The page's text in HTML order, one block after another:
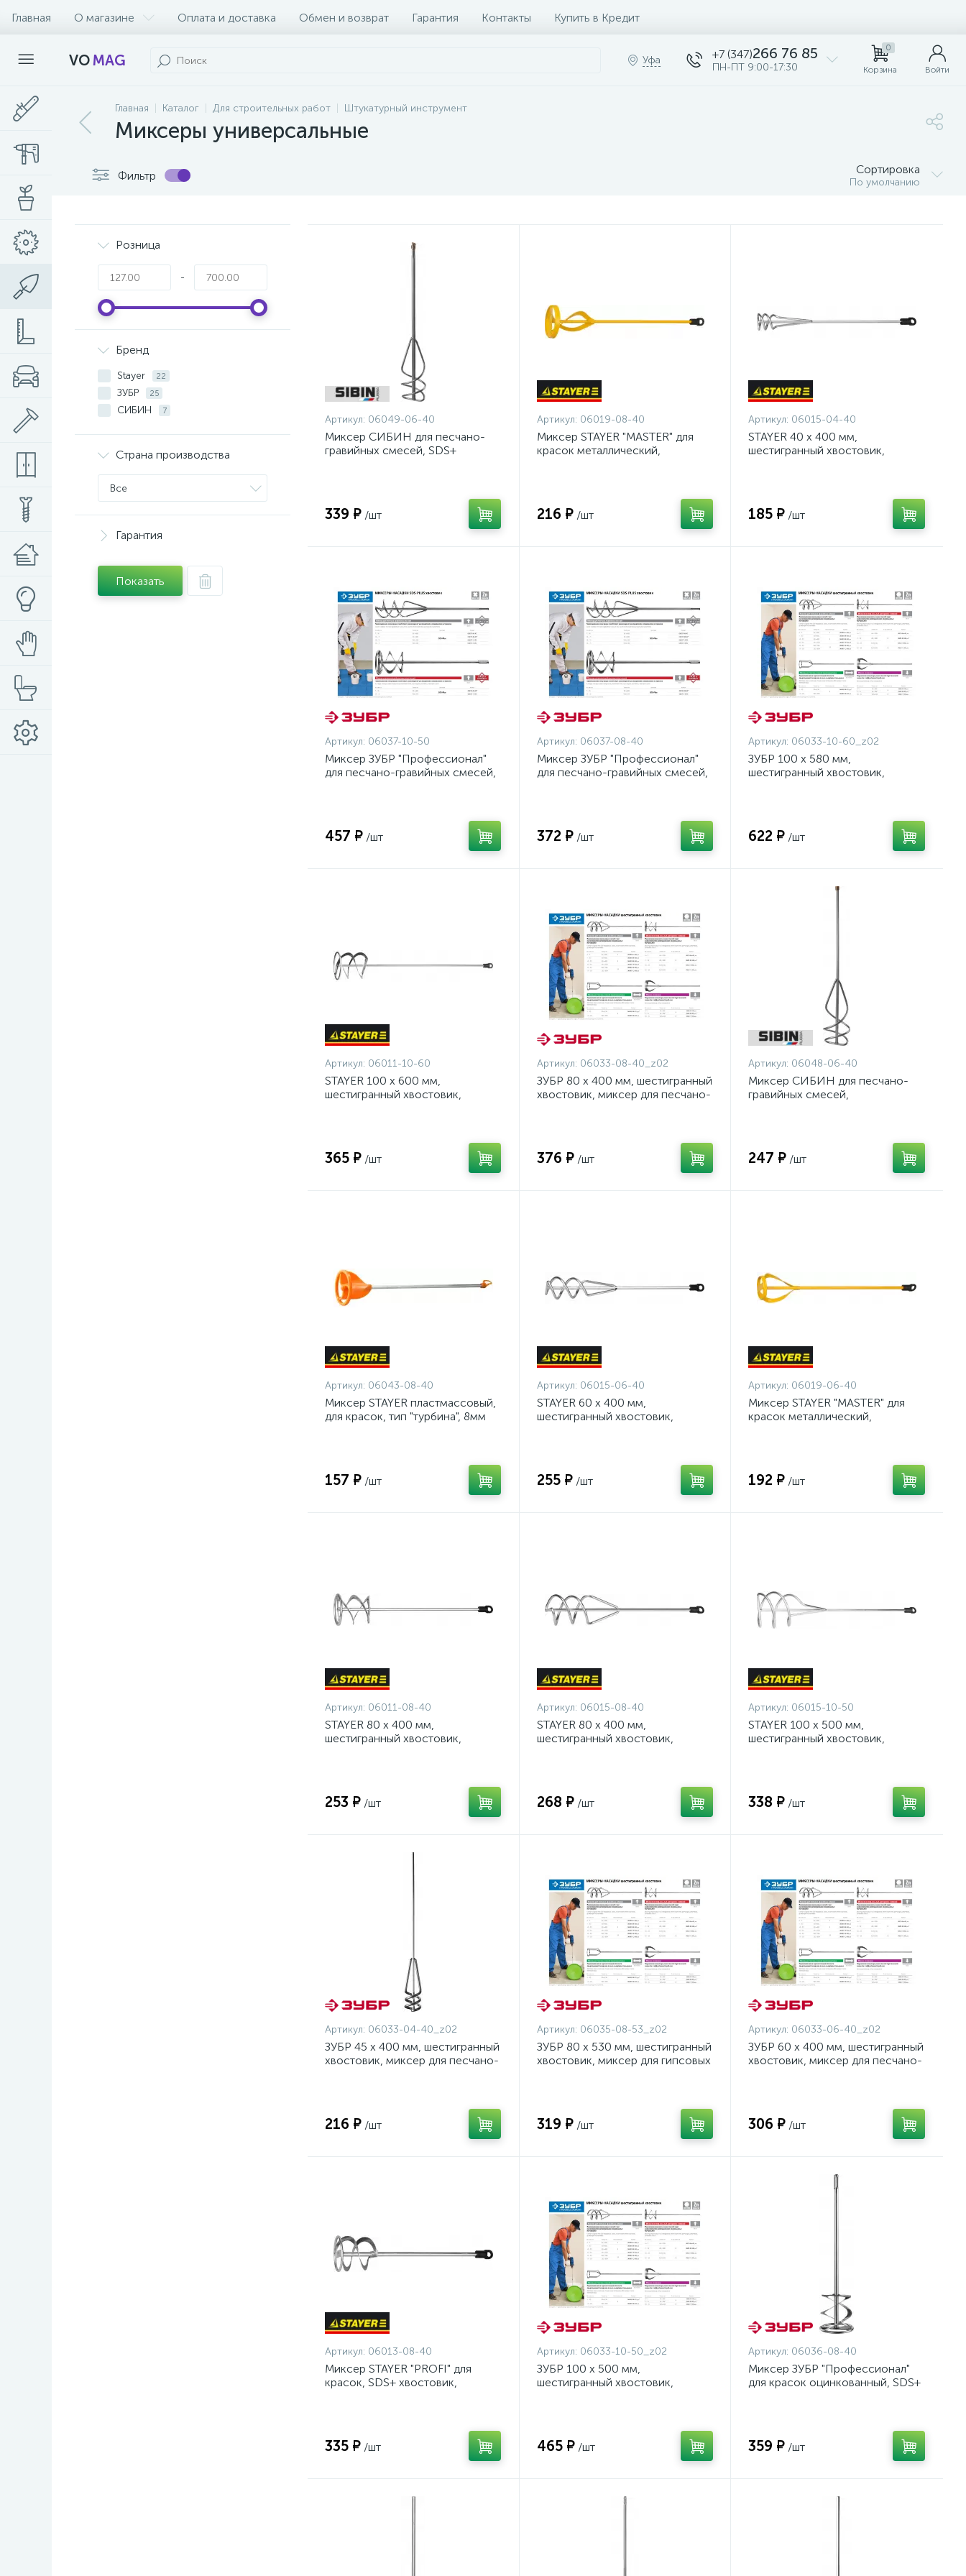
Главная О магазине Оплата и доставка Обмен и возврат Гарантия Контакты Купить в Кредит
VOMAG Уфа +7 (347)266 76 85
ПН-ПТ 9:00-17:30
0
Корзина Войти
Главная Каталог Для строительных работ Штукатурный инструмент
Миксеры универсальные
Фильтр Сортировка
По умолчанию
Розница
-
Бренд
Stayer 22
ЗУБР 25
СИБИН 7
Страна производства
Все
Гарантия
Показать
Артикул: 06049-06-40
Миксер СИБИН для песчано-
гравийных смесей, SDS+
339 ₽ /шт
Артикул: 06019-08-40
Миксер STAYER "MASTER" для
красок металлический,
216 ₽ /шт
Артикул: 06015-04-40
STAYER 40 х 400 мм,
шестигранный хвостовик,
185 ₽ /шт
Артикул: 06037-10-50
Миксер ЗУБР "Профессионал"
для песчано-гравийных смесей,
457 ₽ /шт
Артикул: 06037-08-40
Миксер ЗУБР "Профессионал"
для песчано-гравийных смесей,
372 ₽ /шт
Артикул: 06033-10-60_z02
ЗУБР 100 х 580 мм,
шестигранный хвостовик,
622 ₽ /шт
Артикул: 06011-10-60
STAYER 100 х 600 мм,
шестигранный хвостовик,
365 ₽ /шт
Артикул: 06033-08-40_z02
ЗУБР 80 х 400 мм, шестигранный
хвостовик, миксер для песчано-
376 ₽ /шт
Артикул: 06048-06-40
Миксер СИБИН для песчано-
гравийных смесей,
247 ₽ /шт
Артикул: 06043-08-40
Миксер STAYER пластмассовый,
для красок, тип "турбина", 8мм
157 ₽ /шт
Артикул: 06015-06-40
STAYER 60 х 400 мм,
шестигранный хвостовик,
255 ₽ /шт
Артикул: 06019-06-40
Миксер STAYER "MASTER" для
красок металлический,
192 ₽ /шт
Артикул: 06011-08-40
STAYER 80 х 400 мм,
шестигранный хвостовик,
253 ₽ /шт
Артикул: 06015-08-40
STAYER 80 х 400 мм,
шестигранный хвостовик,
268 ₽ /шт
Артикул: 06015-10-50
STAYER 100 х 500 мм,
шестигранный хвостовик,
338 ₽ /шт
Артикул: 06033-04-40_z02
ЗУБР 45 х 400 мм, шестигранный
хвостовик, миксер для песчано-
216 ₽ /шт
Артикул: 06035-08-53_z02
ЗУБР 80 х 530 мм, шестигранный
хвостовик, миксер для гипсовых
319 ₽ /шт
Артикул: 06033-06-40_z02
ЗУБР 60 х 400 мм, шестигранный
хвостовик, миксер для песчано-
306 ₽ /шт
Артикул: 06013-08-40
Миксер STAYER "PROFI" для
красок, SDS+ хвостовик,
335 ₽ /шт
Артикул: 06033-10-50_z02
ЗУБР 100 х 500 мм,
шестигранный хвостовик,
465 ₽ /шт
Артикул: 06036-08-40
Миксер ЗУБР "Профессионал"
для красок оцинкованный, SDS+
359 ₽ /шт